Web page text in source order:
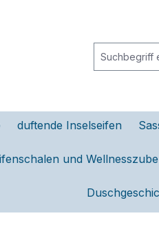
duftende Inselseifen
und